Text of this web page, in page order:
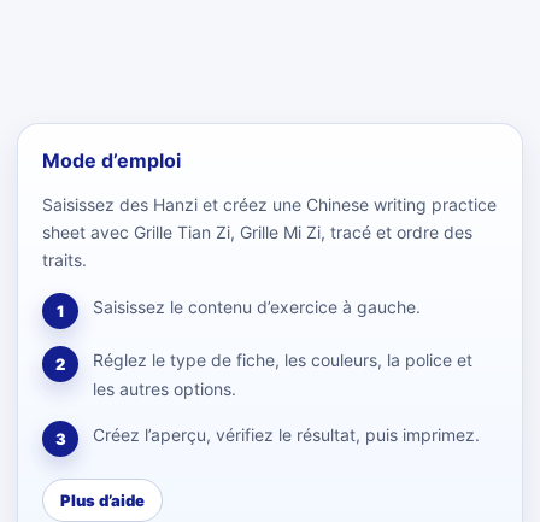
Mode d’emploi
Saisissez des Hanzi et créez une Chinese writing practice
sheet avec Grille Tian Zi, Grille Mi Zi, tracé et ordre des
traits.
1 Saisissez le contenu d’exercice à gauche.
2
Réglez le type de fiche, les couleurs, la police et
les autres options.
3 Créez l’aperçu, vérifiez le résultat, puis imprimez.
Plus d’aide